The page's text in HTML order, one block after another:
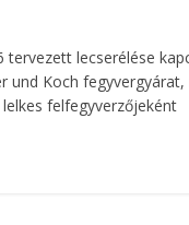
tervezett lecserélése
und Koch
felfegyverzőjeként